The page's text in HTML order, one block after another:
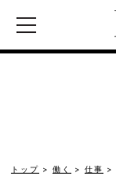
トップ 働く 仕事